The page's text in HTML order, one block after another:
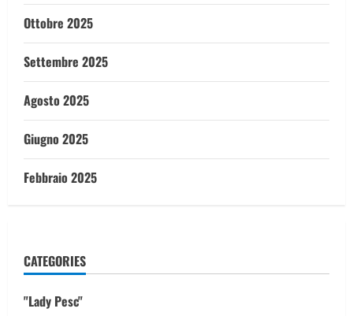
Ottobre 2025
Settembre 2025
Agosto 2025
Giugno 2025
Febbraio 2025
CATEGORIES
"Lady Pesc"